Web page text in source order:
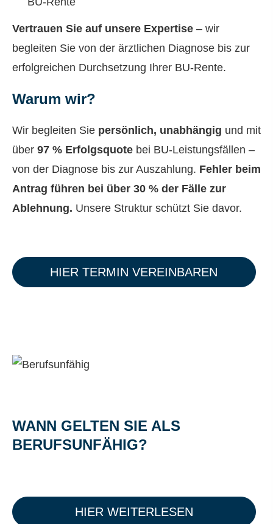
Vertrauen Sie auf unsere Expertise – wir
begleiten Sie von der ärztlichen Diagnose bis zur
erfolgreichen Durchsetzung Ihrer BU-Rente.
Warum wir?
Wir begleiten Sie persönlich, unabhängig und mit
über 97 % Erfolgsquote bei BU-Leistungsfällen –
von der Diagnose bis zur Auszahlung. Fehler beim
Antrag führen bei über 30 % der Fälle zur
Ablehnung. Unsere Struktur schützt Sie davor.
HIER TERMIN VEREINBAREN
WANN GELTEN SIE ALS
BERUFSUNFÄHIG?
HIER WEITERLESEN